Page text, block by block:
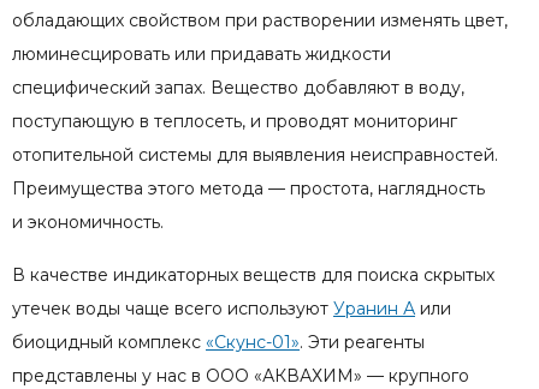
обладающих свойством при растворении изменять цвет,
люминесцировать или придавать жидкости
специфический запах. Вещество добавляют в воду,
поступающую в теплосеть, и проводят мониторинг
отопительной системы для выявления неисправностей.
Преимущества этого метода — простота, наглядность
и экономичность.
В качестве индикаторных веществ для поиска скрытых
утечек воды чаще всего используют Уранин А или
биоцидный комплекс «Скунс-01». Эти реагенты
представлены у нас в ООО «АКВАХИМ» — крупного